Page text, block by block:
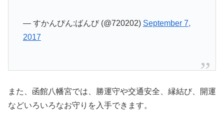
— すかんぴん:ばんび (@720202) September 7,
2017
また、函館八幡宮では、勝運守や交通安全、縁結び、開運
などいろいろなお守りを入手できます。